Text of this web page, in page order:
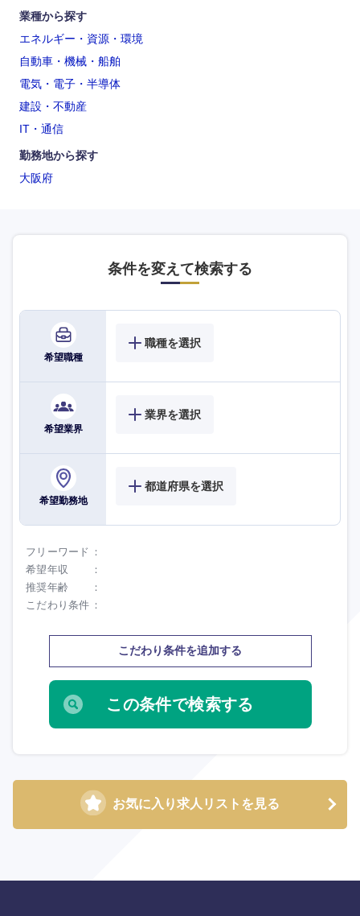
業種から探す
エネルギー・資源・環境
自動車・機械・船舶
電気・電子・半導体
建設・不動産
IT・通信
勤務地から探す
大阪府
条件を変えて検索する
希望職種
職種を選択
希望業界
業界を選択
希望勤務地
都道府県を選択
フリーワード
希望年収
推奨年齢
こだわり条件
こだわり条件を追加する
お気に入り求人リストを見る